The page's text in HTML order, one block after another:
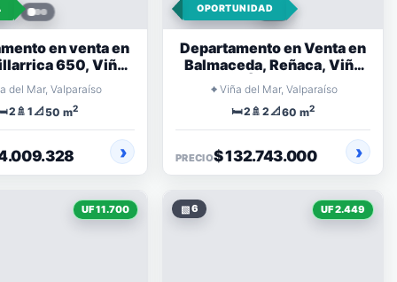
en venta en
650, Viña
del Mar
del Mar, Valparaíso
2 🚿 1📐50 m2
OPORTUNIDAD
Departamento en Venta en
Balmaceda, Reñaca, Viña
del Mar | 2 Dormitorios
⌖ Viña del Mar, Valparaíso
🛏️2 🚿 2📐60 m2
PRECIO$ 132.743.000
UF 11.700 ▧6 UF 2.449